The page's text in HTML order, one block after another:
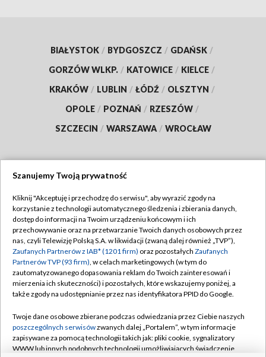
BIAŁYSTOK / BYDGOSZCZ / GDAŃSK /
GORZÓW WLKP. / KATOWICE / KIELCE /
KRAKÓW / LUBLIN / ŁÓDŹ / OLSZTYN /
OPOLE / POZNAŃ / RZESZÓW /
SZCZECIN / WARSZAWA / WROCŁAW
TVP
Abonament TVP
Emisja w TVP
Centrum informacji TVP
Naziemna Telewizja Cyfrowa
Rada Programowa
System NOS
Regulamin TVP
Polityka prywatności
Moje zgody
Pomoc
Kontakt
Szanujemy Twoją prywatność
Kliknij "Akceptuję i przechodzę do serwisu", aby wyrazić zgody na
korzystanie z technologii automatycznego śledzenia i zbierania danych,
dostęp do informacji na Twoim urządzeniu końcowym i ich
przechowywanie oraz na przetwarzanie Twoich danych osobowych przez
nas, czyli Telewizję Polską S.A. w likwidacji (zwaną dalej również „TVP”),
Zaufanych Partnerów z IAB* (1201 firm) oraz pozostałych Zaufanych
Partnerów TVP (93 firm), w celach marketingowych (w tym do
zautomatyzowanego dopasowania reklam do Twoich zainteresowań i
mierzenia ich skuteczności) i pozostałych, które wskazujemy poniżej, a
także zgody na udostępnianie przez nas identyfikatora PPID do Google.
Twoje dane osobowe zbierane podczas odwiedzania przez Ciebie naszych
poszczególnych serwisówzwanych dalej „Portalem”, w tym informacje
zapisywane za pomocą technologii takich jak: pliki cookie, sygnalizatory
WWW lub innych podobnych technologii umożliwiających świadczenie